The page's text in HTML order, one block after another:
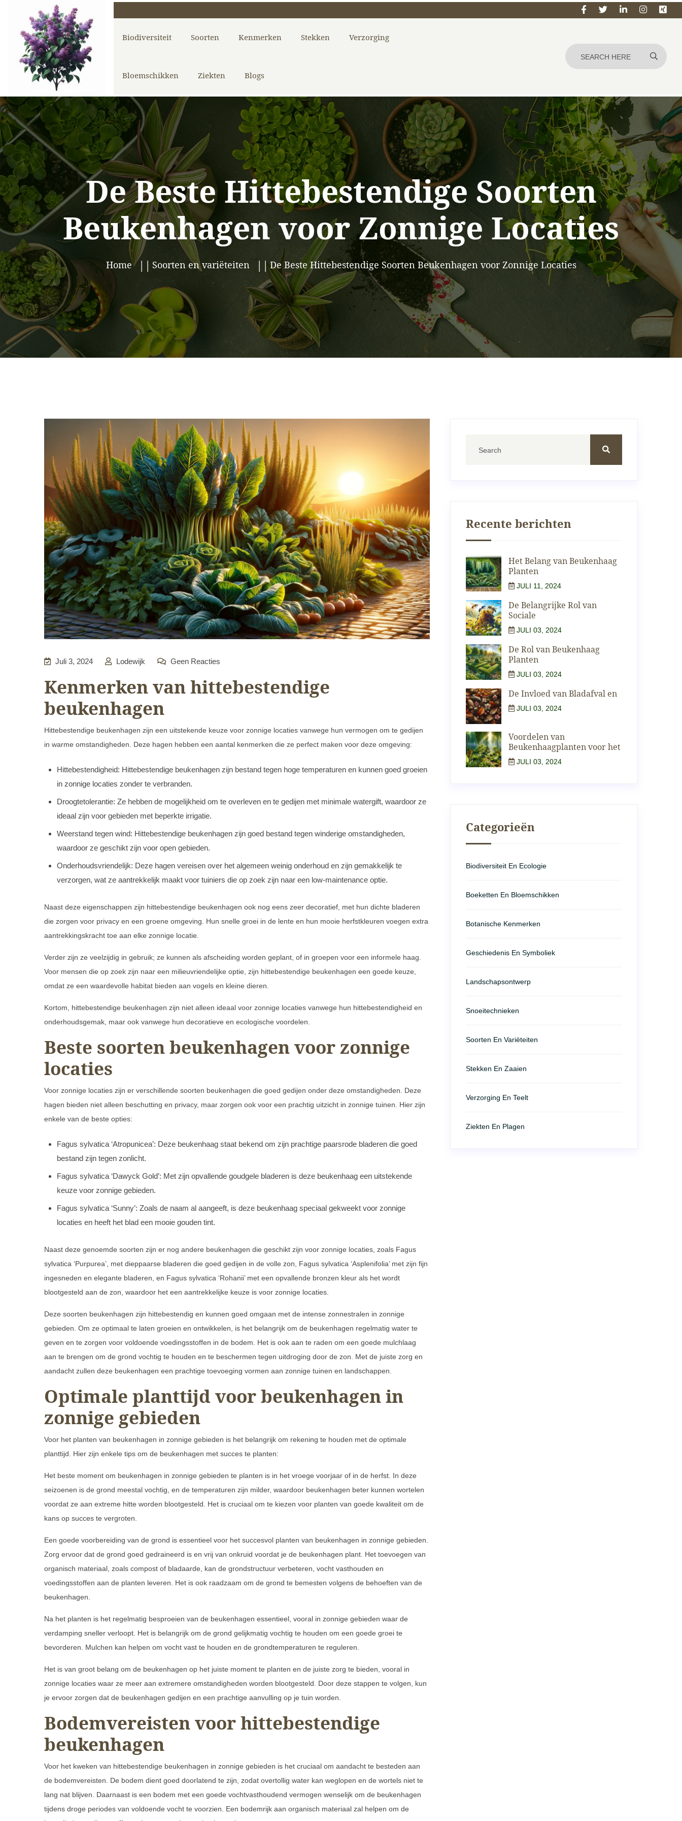
Biodiversiteit Soorten Kenmerken Stekken Verzorging
Bloemschikken Ziekten Blogs
De Beste Hittebestendige Soorten
Beukenhagen voor Zonnige Locaties
Home Soorten en variëteiten De Beste Hittebestendige Soorten Beukenhagen voor Zonnige Locaties
Juli 3, 2024 Lodewijk Geen Reacties
Kenmerken van hittebestendige
beukenhagen
Hittebestendige beukenhagen zijn een uitstekende keuze voor zonnige locaties vanwege hun vermogen om te gedijen
in warme omstandigheden. Deze hagen hebben een aantal kenmerken die ze perfect maken voor deze omgeving:
Hittebestendigheid: Hittebestendige beukenhagen zijn bestand tegen hoge temperaturen en kunnen goed groeien
in zonnige locaties zonder te verbranden.
Droogtetolerantie: Ze hebben de mogelijkheid om te overleven en te gedijen met minimale watergift, waardoor ze
ideaal zijn voor gebieden met beperkte irrigatie.
Weerstand tegen wind: Hittebestendige beukenhagen zijn goed bestand tegen winderige omstandigheden,
waardoor ze geschikt zijn voor open gebieden.
Onderhoudsvriendelijk: Deze hagen vereisen over het algemeen weinig onderhoud en zijn gemakkelijk te
verzorgen, wat ze aantrekkelijk maakt voor tuiniers die op zoek zijn naar een low-maintenance optie.
Naast deze eigenschappen zijn hittebestendige beukenhagen ook nog eens zeer decoratief, met hun dichte bladeren
die zorgen voor privacy en een groene omgeving. Hun snelle groei in de lente en hun mooie herfstkleuren voegen extra
aantrekkingskracht toe aan elke zonnige locatie.
Verder zijn ze veelzijdig in gebruik; ze kunnen als afscheiding worden geplant, of in groepen voor een informele haag.
Voor mensen die op zoek zijn naar een milieuvriendelijke optie, zijn hittebestendige beukenhagen een goede keuze,
omdat ze een waardevolle habitat bieden aan vogels en kleine dieren.
Kortom, hittebestendige beukenhagen zijn niet alleen ideaal voor zonnige locaties vanwege hun hittebestendigheid en
onderhoudsgemak, maar ook vanwege hun decoratieve en ecologische voordelen.
Beste soorten beukenhagen voor zonnige
locaties
Voor zonnige locaties zijn er verschillende soorten beukenhagen die goed gedijen onder deze omstandigheden. Deze
hagen bieden niet alleen beschutting en privacy, maar zorgen ook voor een prachtig uitzicht in zonnige tuinen. Hier zijn
enkele van de beste opties:
Fagus sylvatica ‘Atropunicea’: Deze beukenhaag staat bekend om zijn prachtige paarsrode bladeren die goed
bestand zijn tegen zonlicht.
Fagus sylvatica ‘Dawyck Gold’: Met zijn opvallende goudgele bladeren is deze beukenhaag een uitstekende
keuze voor zonnige gebieden.
Fagus sylvatica ‘Sunny’: Zoals de naam al aangeeft, is deze beukenhaag speciaal gekweekt voor zonnige
locaties en heeft het blad een mooie gouden tint.
Naast deze genoemde soorten zijn er nog andere beukenhagen die geschikt zijn voor zonnige locaties, zoals Fagus
sylvatica ‘Purpurea’, met dieppaarse bladeren die goed gedijen in de volle zon, Fagus sylvatica ‘Asplenifolia’ met zijn fijn
ingesneden en elegante bladeren, en Fagus sylvatica ‘Rohanii’ met een opvallende bronzen kleur als het wordt
blootgesteld aan de zon, waardoor het een aantrekkelijke keuze is voor zonnige locaties.
Deze soorten beukenhagen zijn hittebestendig en kunnen goed omgaan met de intense zonnestralen in zonnige
gebieden. Om ze optimaal te laten groeien en ontwikkelen, is het belangrijk om de beukenhagen regelmatig water te
geven en te zorgen voor voldoende voedingsstoffen in de bodem. Het is ook aan te raden om een goede mulchlaag
aan te brengen om de grond vochtig te houden en te beschermen tegen uitdroging door de zon. Met de juiste zorg en
aandacht zullen deze beukenhagen een prachtige toevoeging vormen aan zonnige tuinen en landschappen.
Optimale planttijd voor beukenhagen in
zonnige gebieden
Voor het planten van beukenhagen in zonnige gebieden is het belangrijk om rekening te houden met de optimale
planttijd. Hier zijn enkele tips om de beukenhagen met succes te planten:
Het beste moment om beukenhagen in zonnige gebieden te planten is in het vroege voorjaar of in de herfst. In deze
seizoenen is de grond meestal vochtig, en de temperaturen zijn milder, waardoor beukenhagen beter kunnen wortelen
voordat ze aan extreme hitte worden blootgesteld. Het is cruciaal om te kiezen voor planten van goede kwaliteit om de
kans op succes te vergroten.
Een goede voorbereiding van de grond is essentieel voor het succesvol planten van beukenhagen in zonnige gebieden.
Zorg ervoor dat de grond goed gedraineerd is en vrij van onkruid voordat je de beukenhagen plant. Het toevoegen van
organisch materiaal, zoals compost of bladaarde, kan de grondstructuur verbeteren, vocht vasthouden en
voedingsstoffen aan de planten leveren. Het is ook raadzaam om de grond te bemesten volgens de behoeften van de
beukenhagen.
Na het planten is het regelmatig besproeien van de beukenhagen essentieel, vooral in zonnige gebieden waar de
verdamping sneller verloopt. Het is belangrijk om de grond gelijkmatig vochtig te houden om een goede groei te
bevorderen. Mulchen kan helpen om vocht vast te houden en de grondtemperaturen te reguleren.
Het is van groot belang om de beukenhagen op het juiste moment te planten en de juiste zorg te bieden, vooral in
zonnige locaties waar ze meer aan extremere omstandigheden worden blootgesteld. Door deze stappen te volgen, kun
je ervoor zorgen dat de beukenhagen gedijen en een prachtige aanvulling op je tuin worden.
Bodemvereisten voor hittebestendige
beukenhagen
Voor het kweken van hittebestendige beukenhagen in zonnige gebieden is het cruciaal om aandacht te besteden aan
de bodemvereisten. De bodem dient goed doorlatend te zijn, zodat overtollig water kan weglopen en de wortels niet te
lang nat blijven. Daarnaast is een bodem met een goede vochtvasthoudend vermogen wenselijk om de beukenhagen
tijdens droge periodes van voldoende vocht te voorzien. Een bodemrijk aan organisch materiaal zal helpen om de
Recente berichten
Het Belang van Beukenhaag
Planten
JULI 11, 2024
De Belangrijke Rol van
Sociale
JULI 03, 2024
De Rol van Beukenhaag
Planten
JULI 03, 2024
De Invloed van Bladafval en
JULI 03, 2024
Voordelen van
Beukenhaagplanten voor het
JULI 03, 2024
Categorieën
Biodiversiteit En Ecologie
Boeketten En Bloemschikken
Botanische Kenmerken
Geschiedenis En Symboliek
Landschapsontwerp
Snoeitechnieken
Soorten En Variëteiten
Stekken En Zaaien
Verzorging En Teelt
Ziekten En Plagen